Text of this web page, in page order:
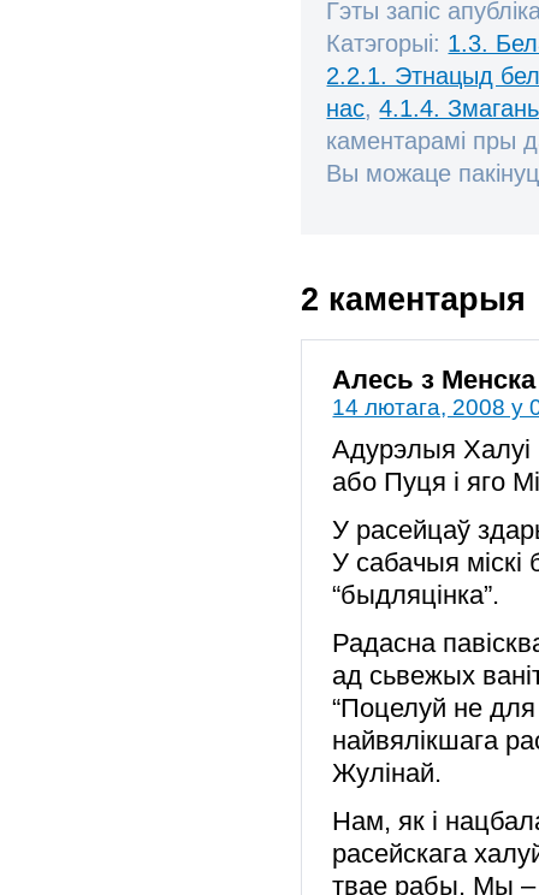
Гэты запіс
Катэгорыі: 1.3.
2.2.1. Этнацыд
нас,4.1.4.
каментарамі пры
Вы можаце
2 каментарыя
Алесь з Менска
14 лютага, 2008 у
Адурэлыя Халуі
або Пуця і яго
У расейцаў
У сабачыя міскі
“быдляцінка”.
Радасна
ад сьвежых
“Поцелуй не
найвялікшага
Жулінай.
Нам, як і
расейскага
твае рабы. Мы –